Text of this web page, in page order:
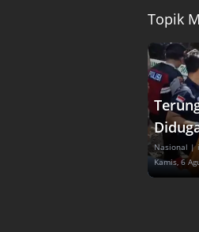
Topik
Nasional |
Kamis, 6